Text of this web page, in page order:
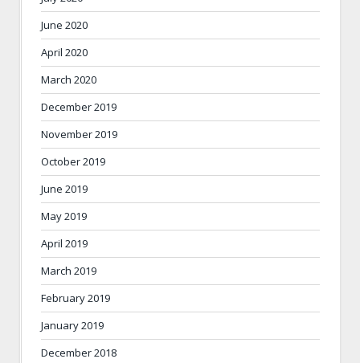
June 2020
April 2020
March 2020
December 2019
November 2019
October 2019
June 2019
May 2019
April 2019
March 2019
February 2019
January 2019
December 2018